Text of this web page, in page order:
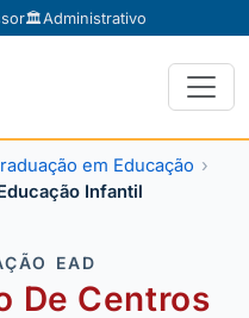
🏛️Administrativo
em Educação
Infantil
EAD
De Centros